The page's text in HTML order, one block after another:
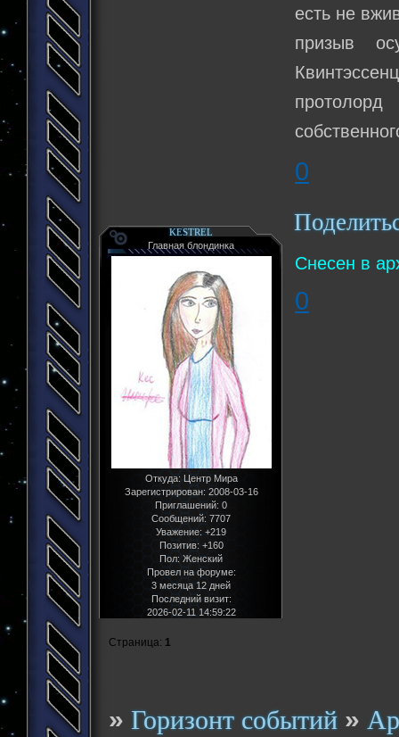
есть не
призыв
0
KESTREL
Главная блондинка
Откуда:Центр Мира
Зарегистрирован: 2008-03-16
Приглашений: 0
Сообщений: 7707
Уважение: +219
Позитив: +160
Пол:Женский
Провел на форуме:
3 месяца 12 дней
Последний визит:
2026-02-11 14:59:22
Снесен в
0
Страница: 1
»Горизонт событий »